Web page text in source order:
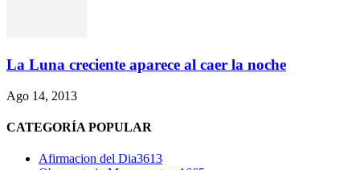
La Luna creciente aparece al caer la noche
Ago 14, 2013
CATEGORÍA POPULAR
Afirmacion del Dia3613